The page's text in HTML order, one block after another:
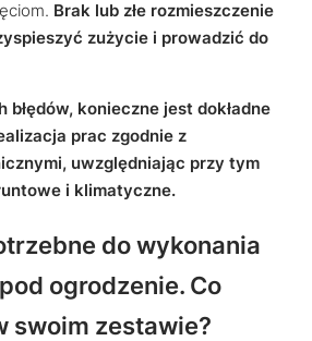
Brak lub złe rozmieszczenie
zużycie i prowadzić do
konieczne jest dokładne
prac zgodnie z
uwzględniając przy tym
i klimatyczne.
do wykonania
ogrodzenie. Co
swoim zestawie?